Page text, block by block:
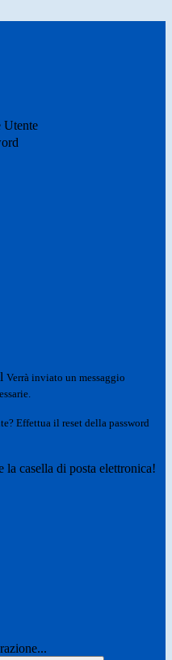
Utente
Verrà inviato un messaggio
Effettua il reset della password
casella di posta elettronica!